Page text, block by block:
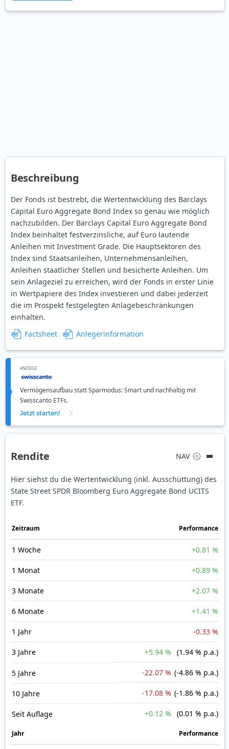
Beschreibung
Der Fonds ist bestrebt, die Wertentwicklung des Barclays
Capital Euro Aggregate Bond Index so genau wie möglich
nachzubilden. Der Barclays Capital Euro Aggregate Bond
Index beinhaltet festverzinsliche, auf Euro lautende
Anleihen mit Investment Grade. Die Hauptsektoren des
Index sind Staatsanleihen, Unternehmensanleihen,
Anleihen staatlicher Stellen und besicherte Anleihen. Um
sein Anlageziel zu erreichen, wird der Fonds in erster Linie
in Wertpapiere des Index investieren und dabei jederzeit
die im Prospekt festgelegten Anlagebeschränkungen
einhalten.
Factsheet
Anlegerinformation
ANZEIGE
Vermögensaufbau statt Sparmodus: Smart und nachhaltig mit
Swisscanto ETFs.
Jetzt starten!
Rendite NAV
Hier siehst du die Wertentwicklung (inkl. Ausschüttung) des
State Street SPDR Bloomberg Euro Aggregate Bond UCITS
ETF.
Zeit­raum Perfor­mance
1 Woche +0.81 %
1 Monat +0.89 %
3 Monate +2.07 %
6 Monate +1.41 %
1 Jahr -0.33 %
3 Jahre +5.94 % (1.94 % p.a.)
5 Jahre -22.07 % (-4.86 % p.a.)
10 Jahre -17.08 % (-1.86 % p.a.)
Seit Auflage +0.12 % (0.01 % p.a.)
Jahr Perfor­mance